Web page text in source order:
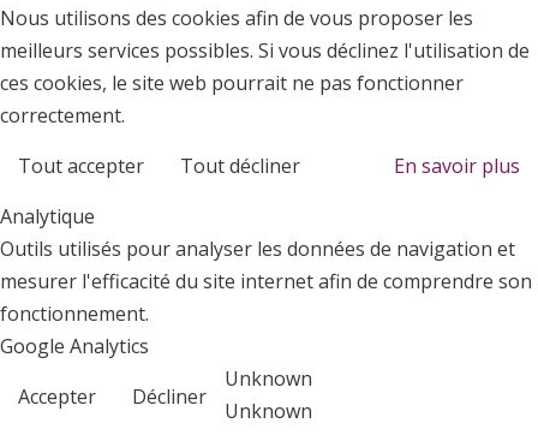
Nous utilisons des cookies afin de vous proposer les
meilleurs services possibles. Si vous déclinez l'utilisation de
ces cookies, le site web pourrait ne pas fonctionner
correctement.
Tout accepter
Tout décliner
En savoir plus
Analytique
Outils utilisés pour analyser les données de navigation et
mesurer l'efficacité du site internet afin de comprendre son
fonctionnement.
Google Analytics
Accepter
Décliner
Unknown
Unknown